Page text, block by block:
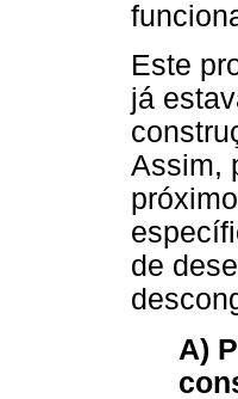
Este
já
Assim,
de
A)